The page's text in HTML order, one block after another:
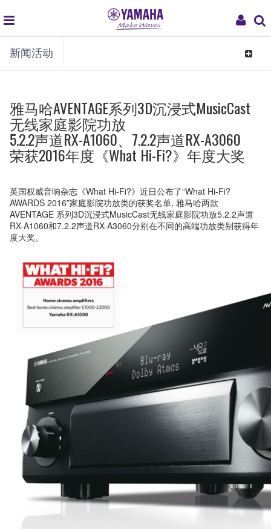
My
global
navigation
新闻活动
Toggle
雅马哈AVENTAGE系列3D沉浸式MusicCast
无线家庭影院功放
5.2.2声道RX-A1060、7.2.2声道RX-A3060
荣获2016年度《What Hi-Fi?》年度大奖
英国权威音响杂志《What Hi-Fi?》近日公布了“What Hi-Fi?
AWARDS 2016”家庭影院功放类的获奖名单, 雅马哈两款
AVENTAGE 系列3D沉浸式MusicCast无线家庭影院功放5.2.2声道
RX-A1060和7.2.2声道RX-A3060分别在不同的高端功放类别获得年
度大奖。